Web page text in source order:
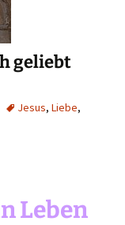
geliebt
Jesus, Liebe,
Leben